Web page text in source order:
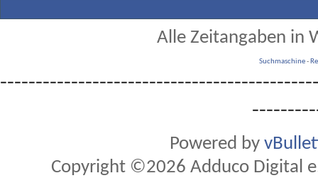
Alle Zeitangaben in
Suchmaschine-
Powered by
Copyright ©2026 Adduco Digital